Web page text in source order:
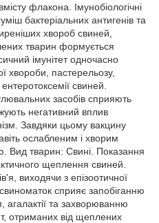
флакона. Імунобіологічні
бактеріальних антигенів та
хвороб свиней,
тварин формується
імунітет одночасно
хвороби, пастерельозу,
свиней.
засобів сприяють
негативний вплив
Завдяки цьому вакцину
ослабленим і хворим
Вид тварин: Свині. Показання
щеплення свиней.
виходячи з епізоотичної
сприяє запобіганню
та захворюванню
отриманих від щеплених